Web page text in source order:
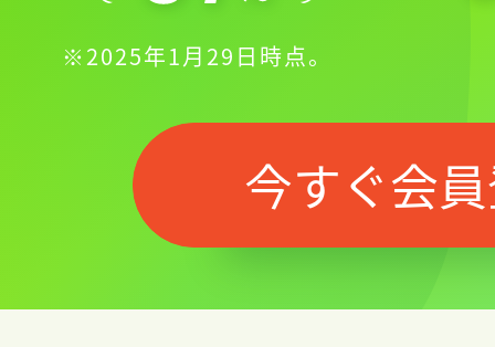
※2025年1月29日時点。
今すぐ会